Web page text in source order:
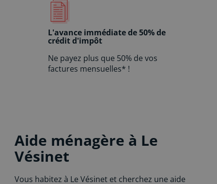
L'avance immédiate de 50% de
crédit d'impôt
Ne payez plus que 50% de vos
factures mensuelles* !
Aide ménagère à Le
Vésinet
Vous habitez à Le Vésinet et cherchez une aide